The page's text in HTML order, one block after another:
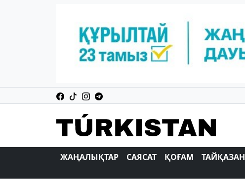
ЖАҢАЛЫҚТАР САЯСАТ ҚОҒАМ ТАЙҚАЗАН